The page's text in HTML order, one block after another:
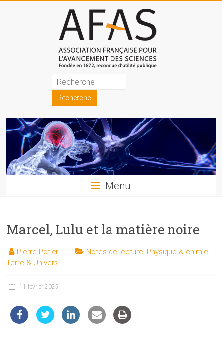
Association
française
pour
l'avancement
des
sciences
les
et
les
auprès
public
Menu
Marcel, Lulu et la matière noire
Pierre Potier Notes de lecture, Physique & chimie,
Terre & Univers
11 février 2025